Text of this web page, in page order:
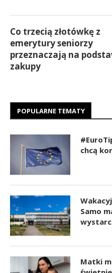
Co trzecią złotówkę z
emerytury seniorzy
przeznaczają na
zakupy
POPULARNE TEMATY
chcą
Samo
Matki